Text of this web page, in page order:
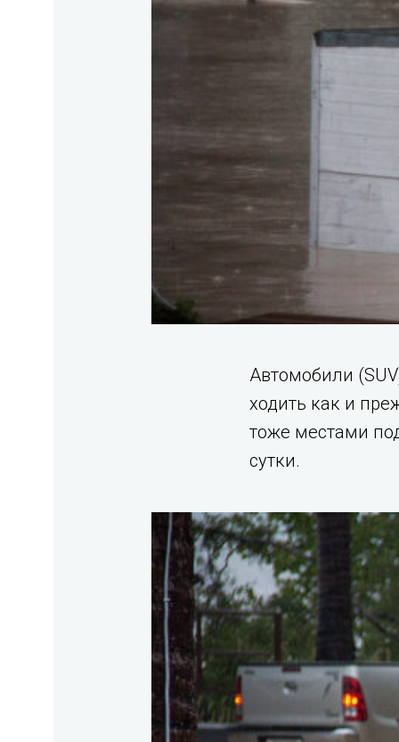
Автомобили
ходить как и
тоже местами
сутки.